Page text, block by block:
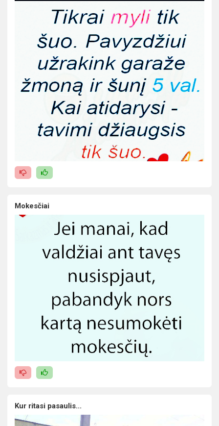
Mokesčiai
Kur ritasi pasaulis...